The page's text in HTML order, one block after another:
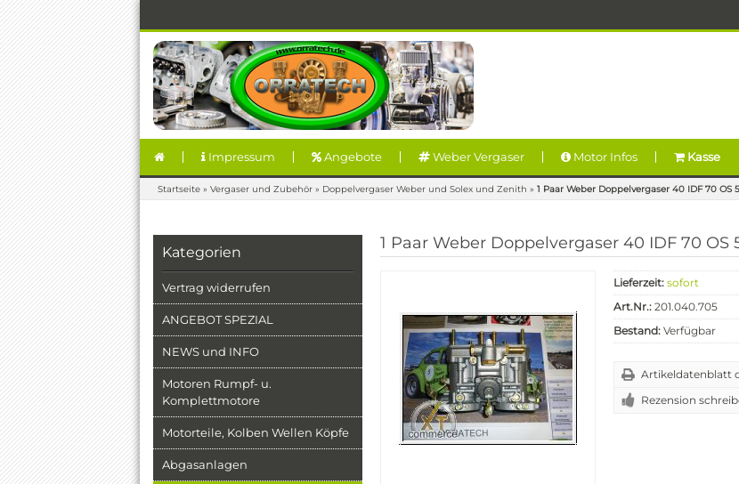
Impressum Angebote Weber Vergaser Motor Infos Kasse
Startseite » Vergaser und Zubehör » Doppelvergaser Weber und Solex und Zenith » 1 Paar Weber Doppelvergaser 40 IDF 70 OS
Kategorien
Vertrag widerrufen
ANGEBOT SPEZIAL
NEWS und INFO
Motoren Rumpf- u.
Komplettmotore
Motorteile, Kolben Wellen Köpfe
Abgasanlagen
1 Paar Weber Doppelvergaser 40 IDF 70 OS
Lieferzeit: sofort
Art.Nr.: 201.040.705
Bestand: Verfügbar
Artikeldatenblatt
Rezension